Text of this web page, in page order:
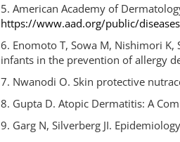
5. American Academy of
https://www.aad.org/public/
6. Enomoto T, Sowa M, Nishimori
infants in the prevention of allergy
7. Nwanodi O. Skin protective
8. Gupta D. Atopic Dermatitis: A
9. Garg N, Silverberg JI.